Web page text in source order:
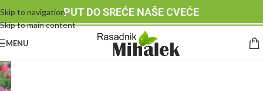
Skip to navigation
Skip to main content
PUT DO SREĆE NAŠE CVEĆE
MENU
RASADNIK
MIHALEK